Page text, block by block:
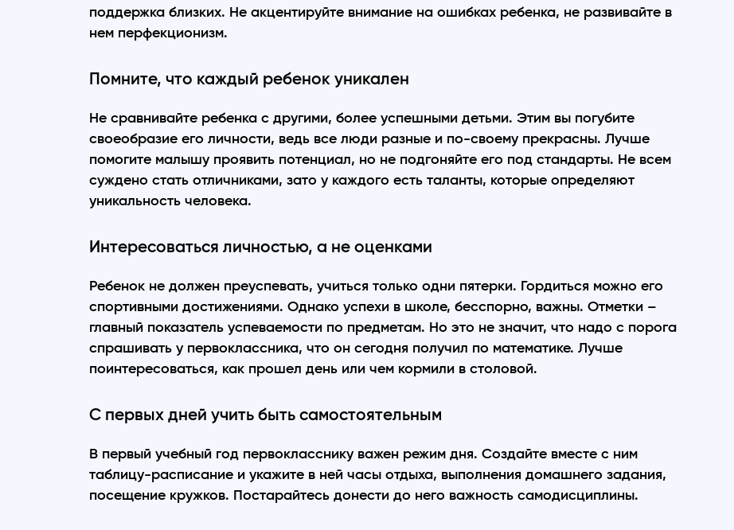
поддержка близких. Не акцентируйте внимание на ошибках ребенка, не развивайте в
нем перфекционизм.
Помните, что каждый ребенок уникален
Не сравнивайте ребенка с другими, более успешными детьми. Этим вы погубите
своеобразие его личности, ведь все люди разные и по-своему прекрасны. Лучше
помогите малышу проявить потенциал, но не подгоняйте его под стандарты. Не всем
суждено стать отличниками, зато у каждого есть таланты, которые определяют
уникальность человека.
Интересоваться личностью, а не оценками
Ребенок не должен преуспевать, учиться только одни пятерки. Гордиться можно его
спортивными достижениями. Однако успехи в школе, бесспорно, важны. Отметки –
главный показатель успеваемости по предметам. Но это не значит, что надо с порога
спрашивать у первоклассника, что он сегодня получил по математике. Лучше
поинтересоваться, как прошел день или чем кормили в столовой.
С первых дней учить быть самостоятельным
В первый учебный год первокласснику важен режим дня. Создайте вместе с ним
таблицу-расписание и укажите в ней часы отдыха, выполнения домашнего задания,
посещение кружков. Постарайтесь донести до него важность самодисциплины.